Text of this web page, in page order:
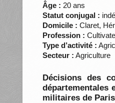
Âge : 20 ans
Statut conjugal :
Domicile : Claret,
Profession :
Type d’activité :
Secteur : Agriculture
Décisions des
départementales
militaires de Paris